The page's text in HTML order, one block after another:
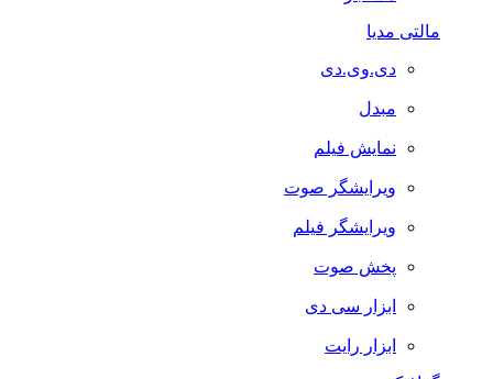
مالتی مدیا
دی.وی.دی
مبدل
نمایش فیلم
ویرایشگر صوت
ویرایشگر فیلم
پخش صوت
ابزار سی دی
ابزار رایت